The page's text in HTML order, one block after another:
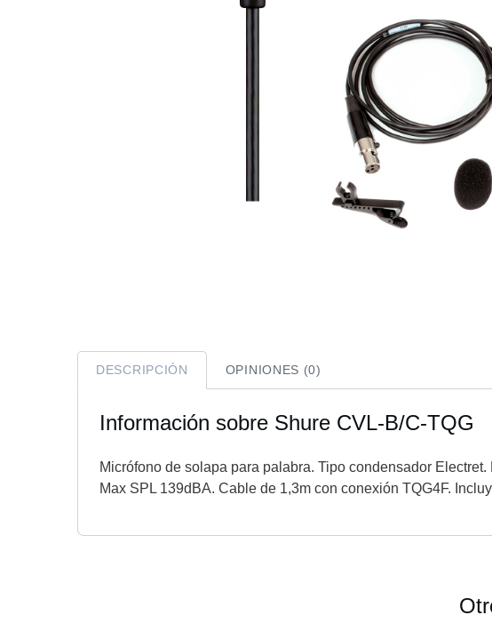
DESCRIPCIÓN OPINIONES (0)
Información sobre Shure CVL-B/C-TQG
Micrófono de solapa para palabra. Tipo condensador
Max SPL 139dBA. Cable de 1,3m con conexión TQG4F.